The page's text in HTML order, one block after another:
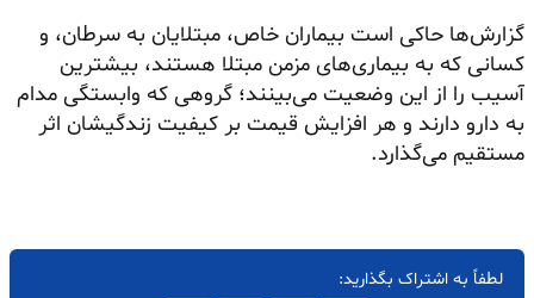
گزارش‌ها حاکی است بیماران خاص، مبتلایان به سرطان، و
کسانی که به بیماری‌های مزمن مبتلا هستند، بیشترین
آسیب را از این وضعیت می‌بینند؛ گروهی که وابستگی مدام
به دارو دارند و هر افزایش قیمت بر کیفیت زندگیشان اثر
مستقیم می‌گذارد.
لطفاً به اشتراک بگذارید: